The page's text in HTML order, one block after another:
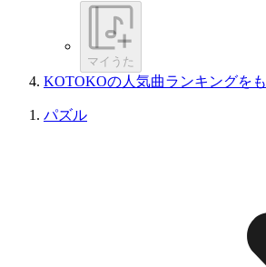
マイうた
KOTOKOの人気曲ランキングを
パズル